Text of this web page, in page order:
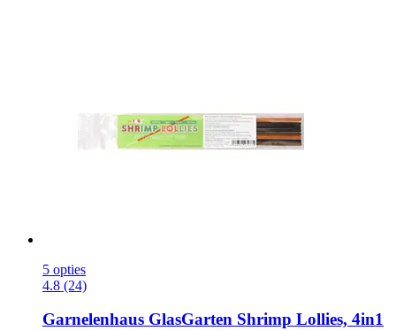
5 opties
4.8 (24)
Garnelenhaus GlasGarten Shrimp Lollies, 4in1